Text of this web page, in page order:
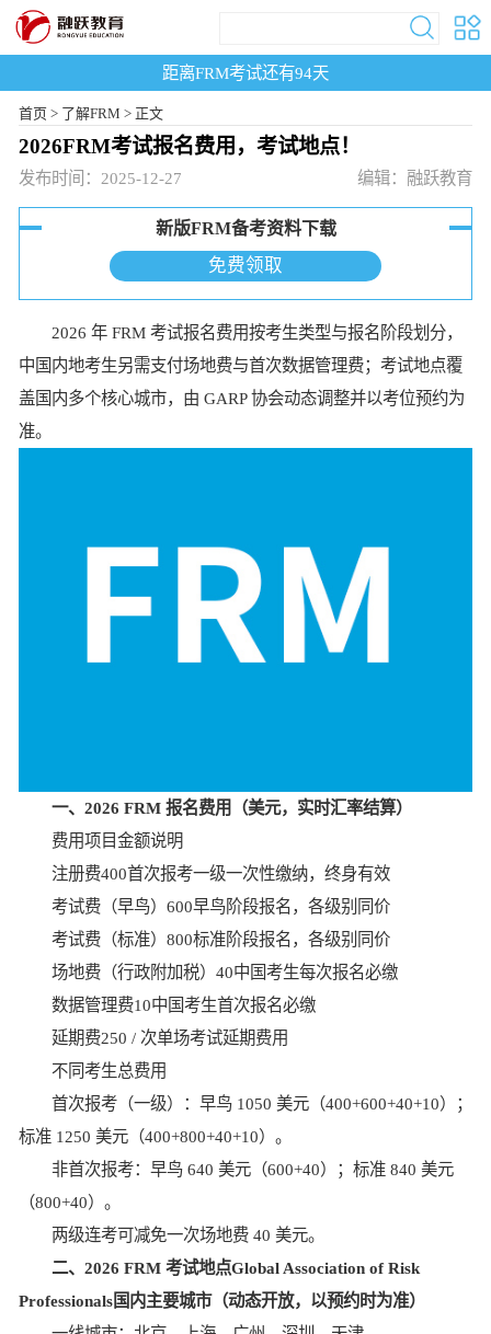
距离FRM考试还有94天
首页> 了解FRM > 正文
2026FRM考试报名费用，考试地点！
发布时间：2025-12-27 编辑：融跃教育
新版FRM备考资料下载
免费领取
2026 年 FRM 考试报名费用按考生类型与报名阶段划分，
中国内地考生另需支付场地费与首次数据管理费；考试地点覆
盖国内多个核心城市，由 GARP 协会动态调整并以考位预约为
准。
一、2026 FRM 报名费用（美元，实时汇率结算）
费用项目金额说明
注册费400首次报考一级一次性缴纳，终身有效
考试费（早鸟）600早鸟阶段报名，各级别同价
考试费（标准）800标准阶段报名，各级别同价
场地费（行政附加税）40中国考生每次报名必缴
数据管理费10中国考生首次报名必缴
延期费250 / 次单场考试延期费用
不同考生总费用
首次报考（一级）：早鸟 1050 美元（400+600+40+10）；
标准 1250 美元（400+800+40+10）。
非首次报考：早鸟 640 美元（600+40）；标准 840 美元
（800+40）。
两级连考可减免一次场地费 40 美元。
二、2026 FRM 考试地点Global Association of Risk
Professionals国内主要城市（动态开放，以预约时为准）